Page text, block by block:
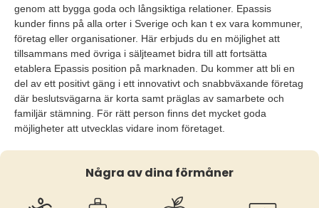
genom att bygga goda och långsiktiga relationer. Epassis
kunder finns på alla orter i Sverige och kan t ex vara kommuner,
företag eller organisationer. Här erbjuds du en möjlighet att
tillsammans med övriga i säljteamet bidra till att fortsätta
etablera Epassis position på marknaden. Du kommer att bli en
del av ett positivt gäng i ett innovativt och snabbväxande företag
där beslutsvägarna är korta samt präglas av samarbete och
familjär stämning. För rätt person finns det mycket goda
möjligheter att utvecklas vidare inom företaget.
Några av dina förmåner